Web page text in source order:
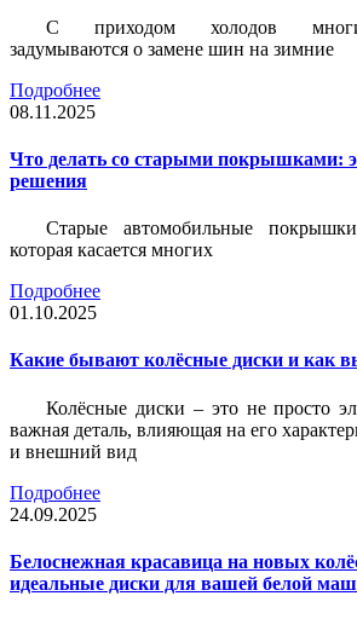
С приходом холодов
задумываются о замене шин на зимние
Подробнее
08.11.2025
Что делать со старыми покрышками:
решения
Старые автомобильные
которая касается многих
Подробнее
01.10.2025
Какие бывают колёсные диски и как
Колёсные диски – это не просто
важная деталь, влияющая на его
и внешний вид
Подробнее
24.09.2025
Белоснежная красавица на новых
идеальные диски для вашей белой